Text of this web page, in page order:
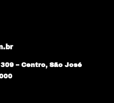
– Centro, São José